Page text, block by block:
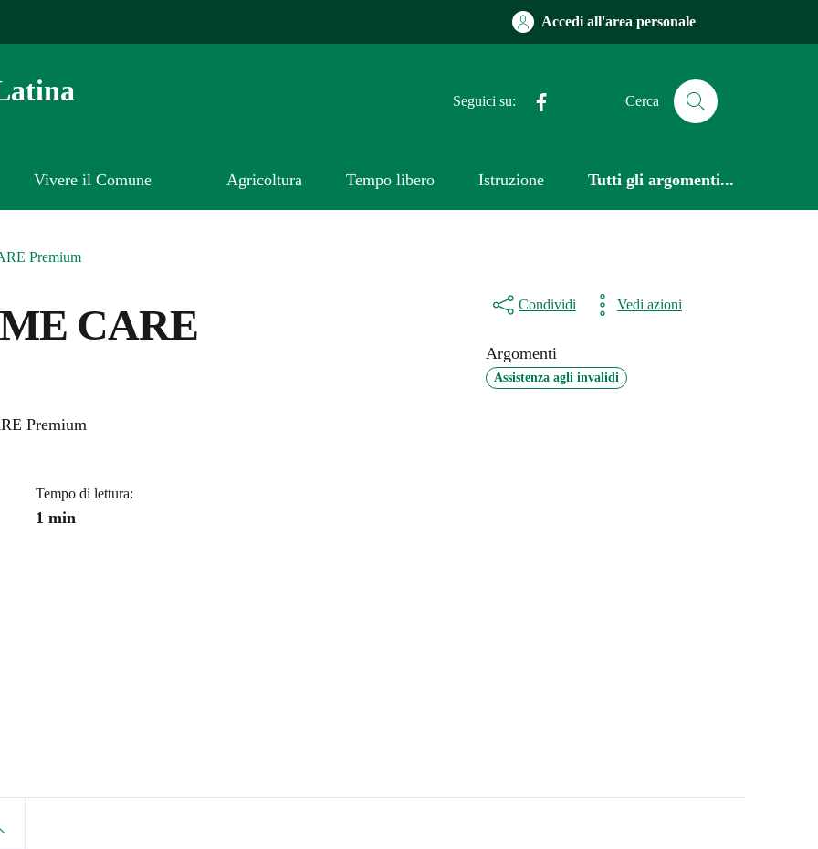
Accedi all'area personale
Seguici su: Cerca
Vivere il Comune Agricoltura Tempo libero Istruzione Tutti gli argomenti...
Premium
CARE
Premium
Tempo di lettura:
1 min
Condividi Vedi azioni
Argomenti
Assistenza agli invalidi